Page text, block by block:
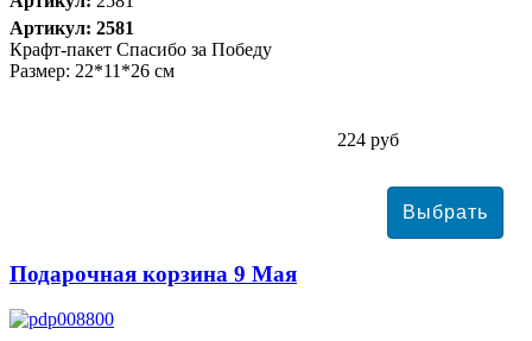
Артикул: 2581
Крафт-пакет Спасибо за Победу
Размер: 22*11*26 см
224 руб
Подарочная корзина 9 Мая